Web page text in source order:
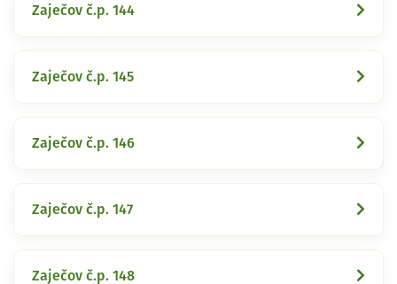
Zaječov č.p. 144
Zaječov č.p. 145
Zaječov č.p. 146
Zaječov č.p. 147
Zaječov č.p. 148